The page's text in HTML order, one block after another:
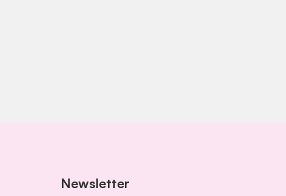
Newsletter